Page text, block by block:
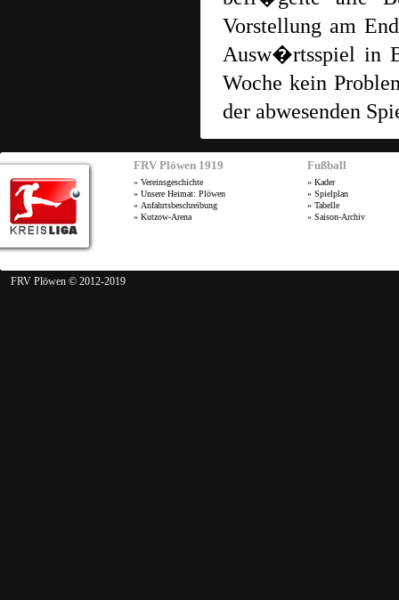
Vorstellung am
Ausw�rtsspiel in
Woche kein
der abwesenden
FRV Plöwen 1919
» Vereinsgeschichte
» Unsere Heimat: Plöwen
» Anfahrtsbeschreibung
» Kutzow-Arena
Fußball
» Kader
» Spielplan
» Tabelle
» Saison-Archiv
FRV Plöwen © 2012-2019